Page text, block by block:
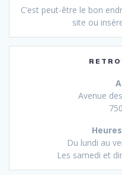
C’est peut-être le bon
site ou
Avenue
Du lundi au
Les samedi et